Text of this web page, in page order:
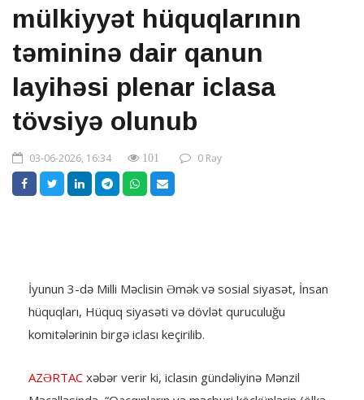
mülkiyyət hüquqlarının
təmininə dair qanun
layihəsi plenar iclasa
tövsiyə olunub
03-06-2026, 16:34 101 0 Rəy
İyunun 3-də Milli Məclisin Əmək və sosial siyasət, İnsan
hüquqları, Hüquq siyasəti və dövlət quruculuğu
komitələrinin birgə iclası keçirilib.
AZƏRTAC xəbər verir ki, iclasın gündəliyinə Mənzil